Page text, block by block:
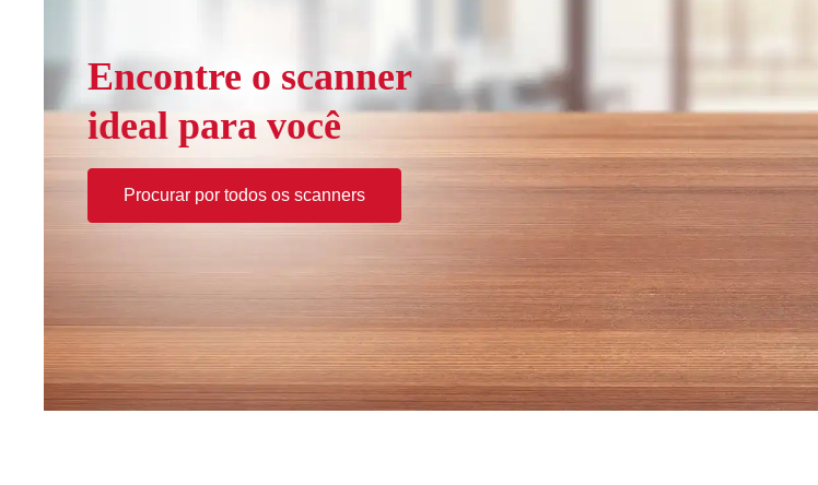
Encontre o scanner
ideal para você
Procurar por todos os scanners